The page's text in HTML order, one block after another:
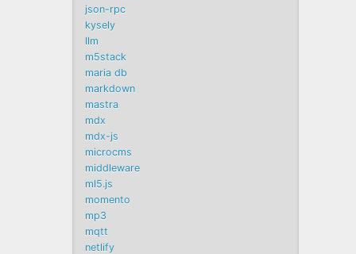
json-rpc
kysely
llm
m5stack
maria db
markdown
mastra
mdx
mdx-js
microcms
middleware
ml5.js
momento
mp3
mqtt
netlify